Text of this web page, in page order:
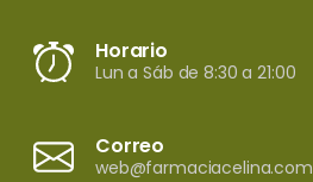
Horario
Lun a Sáb de 8:30 a 21:00
Correo
web@farmaciacelina.com